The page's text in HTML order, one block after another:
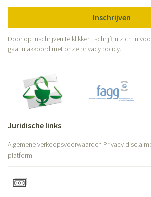
Inschrijven
Door op inschrijven te klikken, schrijft u zich in
gaat u akkoord met onze privacy policy.
Juridische links
Algemene verkoopsvoorwaarden Privacy
platform